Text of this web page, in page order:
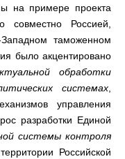
на примере проекта
совместно Россией,
таможенном
было акцентировано
обработки
системах
управления
разработки Единой
системы контроля
Российской